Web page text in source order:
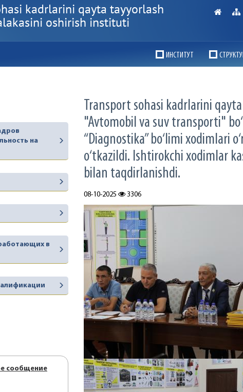
kadrlarini qayta tayyorlash
oshirish instituti
ИНСТИТУТ
на
в
сообщение
Transport sohasi kadrlarini
"Avtomobil va suv transporti"
“Diagnostika” bo‘limi xodimlari
o‘tkazildi. Ishtirokchi xodimlar
bilan taqdirlanishdi.
08-10-2025 3306